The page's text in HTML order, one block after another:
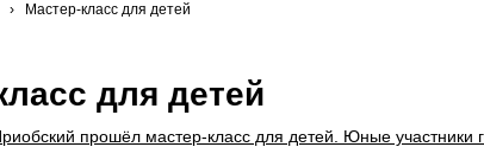
› Мастер-класс для детей
для детей
прошёл мастер‑класс для детей. Юные участники